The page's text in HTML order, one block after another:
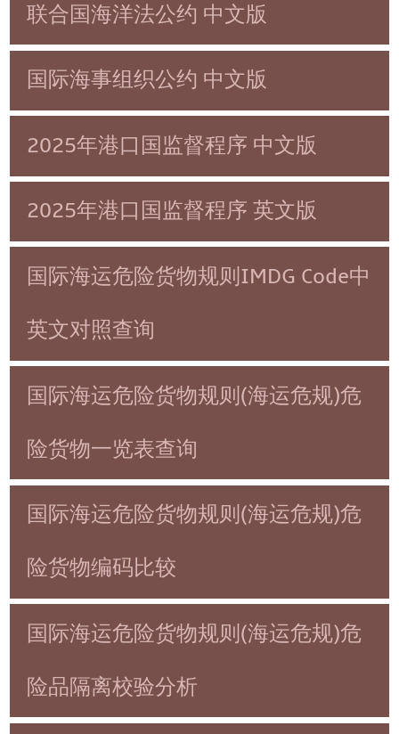
联合国海洋法公约 中文版
国际海事组织公约 中文版
2025年港口国监督程序 中文版
2025年港口国监督程序 英文版
国际海运危险货物规则IMDG Code中
英文对照查询
国际海运危险货物规则(海运危规)危
险货物一览表查询
国际海运危险货物规则(海运危规)危
险货物编码比较
国际海运危险货物规则(海运危规)危
险品隔离校验分析